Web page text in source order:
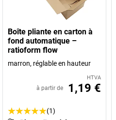
Boîte pliante en carton à
fond automatique –
ratioform flow
marron, réglable en hauteur
HTVA
à partir de 1,19 €
(1)